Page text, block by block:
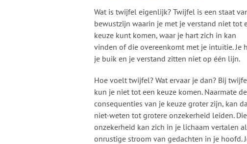
Wat is twijfel eigenlijk? Twijfel is een staat
bewustzijn waarin je met je verstand niet tot
keuze kunt komen, waar je hart zich in kan
vinden of die overeenkomt met je intuïtie. Je
je buik en je verstand zitten niet op één lijn.
Hoe voelt twijfel? Wat ervaar je dan? Bij
kun je niet tot een keuze komen. Naarmate de
consequenties van je keuze groter zijn, kan
niet-weten tot grotere onzekerheid leiden. Die
onzekerheid kan zich in je lichaam vertalen
onrustige stroom van gedachten in je hoofd.